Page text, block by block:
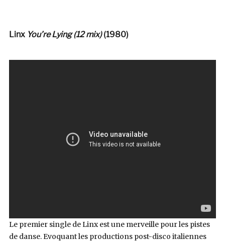
Linx You’re Lying (12 mix)(1980)
Le premier single de Linx est une merveille pour les pistes
de danse. Evoquant les productions post-disco italiennes